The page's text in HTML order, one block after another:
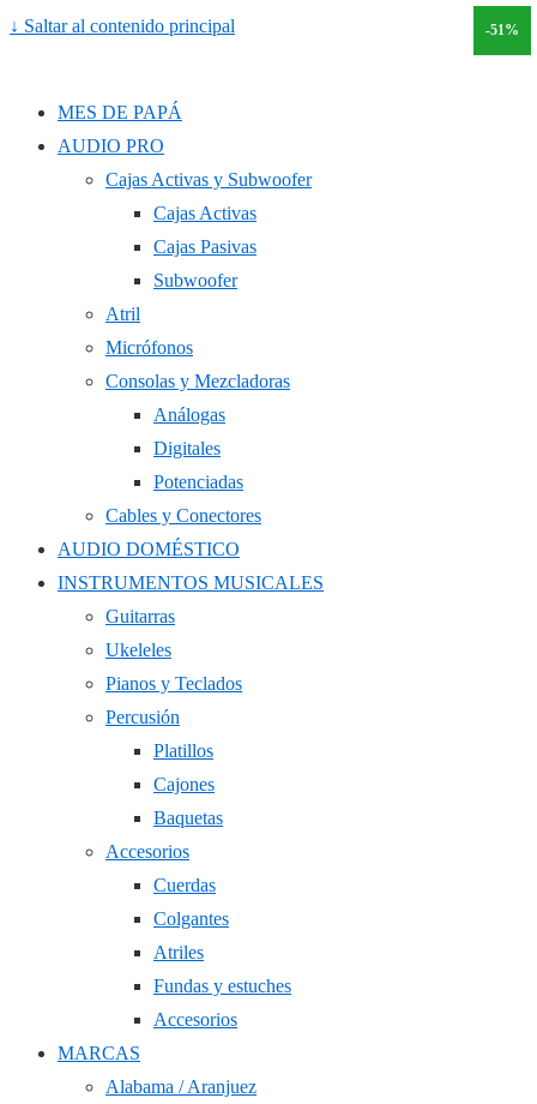
↓ Saltar al contenido principal
MES DE PAPÁ
AUDIO PRO
Cajas Activas y Subwoofer
Cajas Activas
Cajas Pasivas
Subwoofer
Atril
Micrófonos
Consolas y Mezcladoras
Análogas
Digitales
Potenciadas
Cables y Conectores
AUDIO DOMÉSTICO
INSTRUMENTOS MUSICALES
Guitarras
Ukeleles
Pianos y Teclados
Percusión
Platillos
Cajones
Baquetas
Accesorios
Cuerdas
Colgantes
Atriles
Fundas y estuches
Accesorios
MARCAS
Alabama / Aranjuez
-51%